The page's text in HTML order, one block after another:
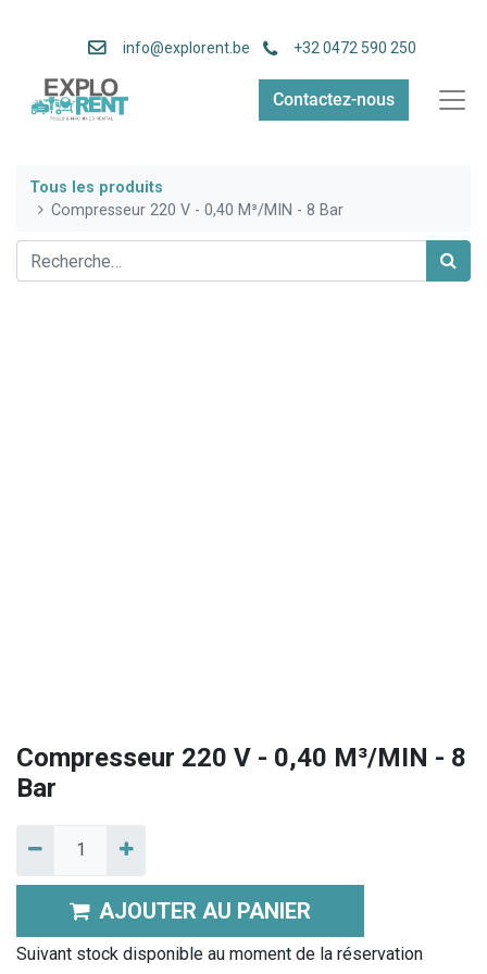
info@explorent.be +32 0472 590 250
Contactez-nous
Tous les produits
Compresseur 220 V - 0,40 M³/MIN - 8 Bar
Compresseur 220 V - 0,40 M³/MIN - 8
Bar
AJOUTER AU PANIER
Suivant stock disponible au moment de la réservation